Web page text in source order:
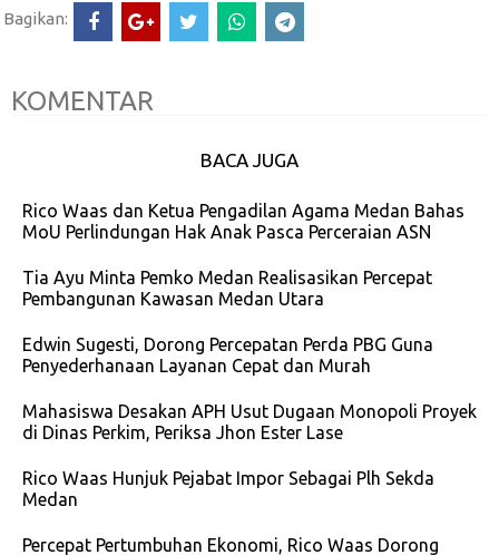
Bagikan:
KOMENTAR
BACA JUGA
Rico Waas dan Ketua Pengadilan Agama Medan Bahas
MoU Perlindungan Hak Anak Pasca Perceraian ASN
Tia Ayu Minta Pemko Medan Realisasikan Percepat
Pembangunan Kawasan Medan Utara
Edwin Sugesti, Dorong Percepatan Perda PBG Guna
Penyederhanaan Layanan Cepat dan Murah
Mahasiswa Desakan APH Usut Dugaan Monopoli Proyek
di Dinas Perkim, Periksa Jhon Ester Lase
Rico Waas Hunjuk Pejabat Impor Sebagai Plh Sekda
Medan
Percepat Pertumbuhan Ekonomi, Rico Waas Dorong